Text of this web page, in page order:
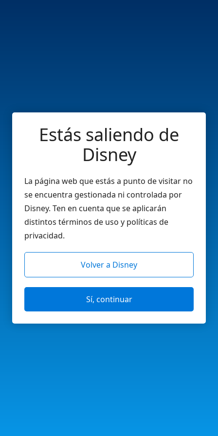
Estás saliendo de
Disney
La página web que estás a punto de visitar no
se encuentra gestionada ni controlada por
Disney. Ten en cuenta que se aplicarán
distintos términos de uso y políticas de
privacidad.
Volver a Disney
Sí, continuar